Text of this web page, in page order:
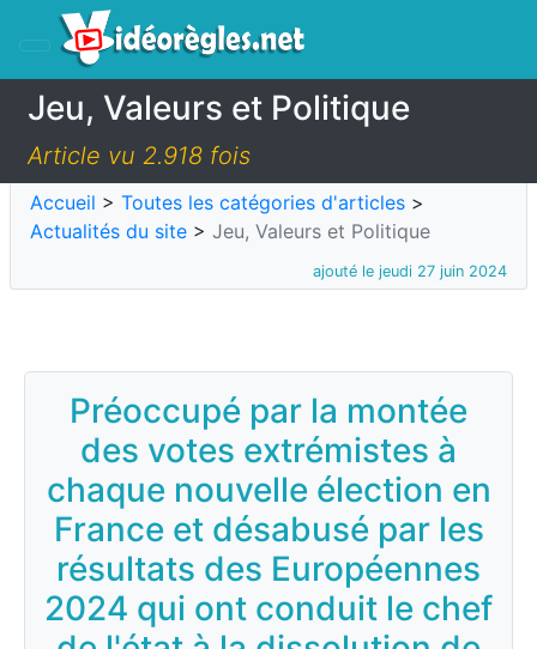
Jeu, Valeurs et Politique
Article vu 2.918 fois
Accueil > Toutes les catégories d'articles >
Actualités du site > Jeu, Valeurs et Politique
ajouté le jeudi 27 juin 2024
Préoccupé par la montée
des votes extrémistes à
chaque nouvelle élection en
France et désabusé par les
résultats des Européennes
2024 qui ont conduit le chef